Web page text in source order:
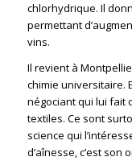
chlorhydrique. Il
permettant
vins.
Il revient à
chimie universitaire.
négociant qui lui fait
textiles. Ce sont
science qui
d’aînesse, c’est son